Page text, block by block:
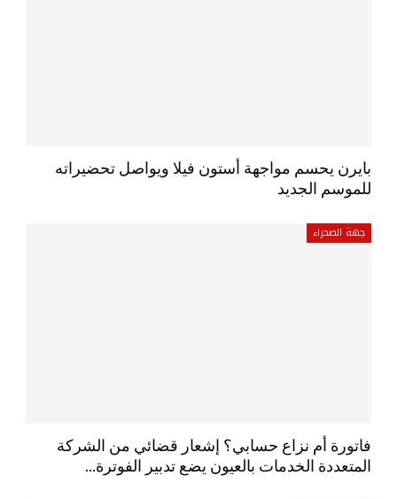
بايرن يحسم مواجهة أستون فيلا ويواصل تحضيراته
للموسم الجديد
جهة الصحراء
فاتورة أم نزاع حسابي؟ إشعار قضائي من الشركة
المتعددة الخدمات بالعيون يضع تدبير الفوترة…